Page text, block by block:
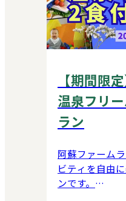
【期間限
温泉フリ
ラン
阿蘇ファーム
ビティを自由
ンです。